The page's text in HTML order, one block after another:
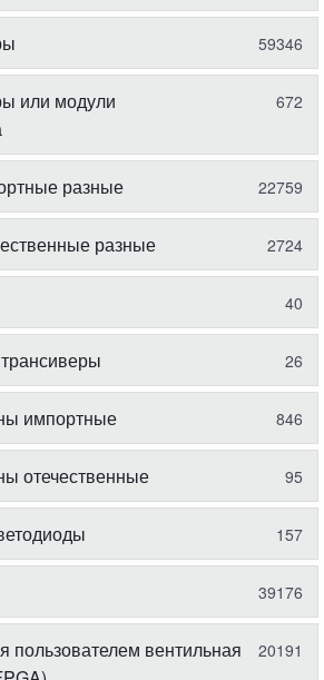
59346
или модули
672
разные 22759
разные 2724
40
26
импортные 846
отечественные 95
157
39176
пользователем вентильная
20191